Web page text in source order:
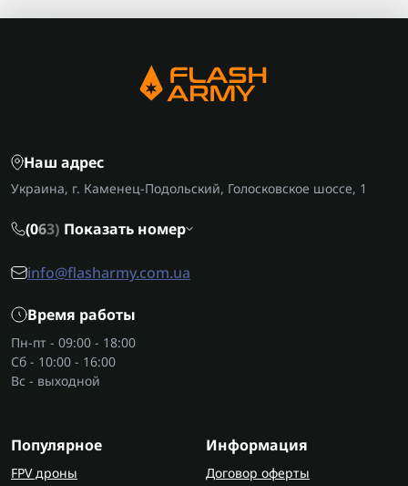
Наш адрес
Украина, г. Каменец-Подольский, Голосковское шоссе, 1
(063) Показать номер
info@flasharmy.com.ua
Время работы
Пн-пт - 09:00 - 18:00
Сб - 10:00 - 16:00
Вс - выходной
Популярное
FPV дроны
Информация
Договор оферты